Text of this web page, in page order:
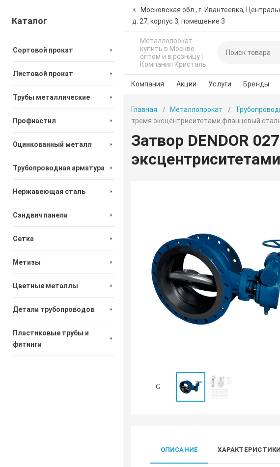
Московская обл., г. Ивантеевка,
д. 27, корпус 3, помещение 3
Металлопрокат
купить в Москве
оптом и в розницу |
Компания Кристаль
Компания Акции Услуги Бренды
Каталог
Сортовой прокат
Листовой прокат
Трубы металлические
Профнастил
Оцинкованный металл
Трубопроводная арматура
Нержавеющая сталь
Сэндвич панели
Сетка
Метизы
Цветные металлы
Детали трубопроводов
Пластиковые трубы и
фитинги
Главная Металлопрокат
тремя эксцентриситетами фланцевый
Затвор DENDOR
ОПИСАНИЕ ХАРАКТЕРИСТИКИ